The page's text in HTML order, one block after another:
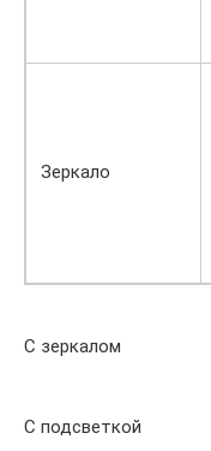
Зеркало
С зеркалом
С подсветкой